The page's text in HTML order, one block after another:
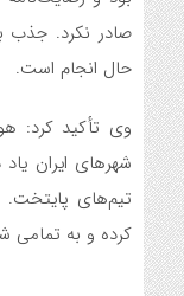
صادر نکرد. جذب
حال انجام است.
شهرهای ایران
تیم‌های پایتخت.
کرده و به تمامی